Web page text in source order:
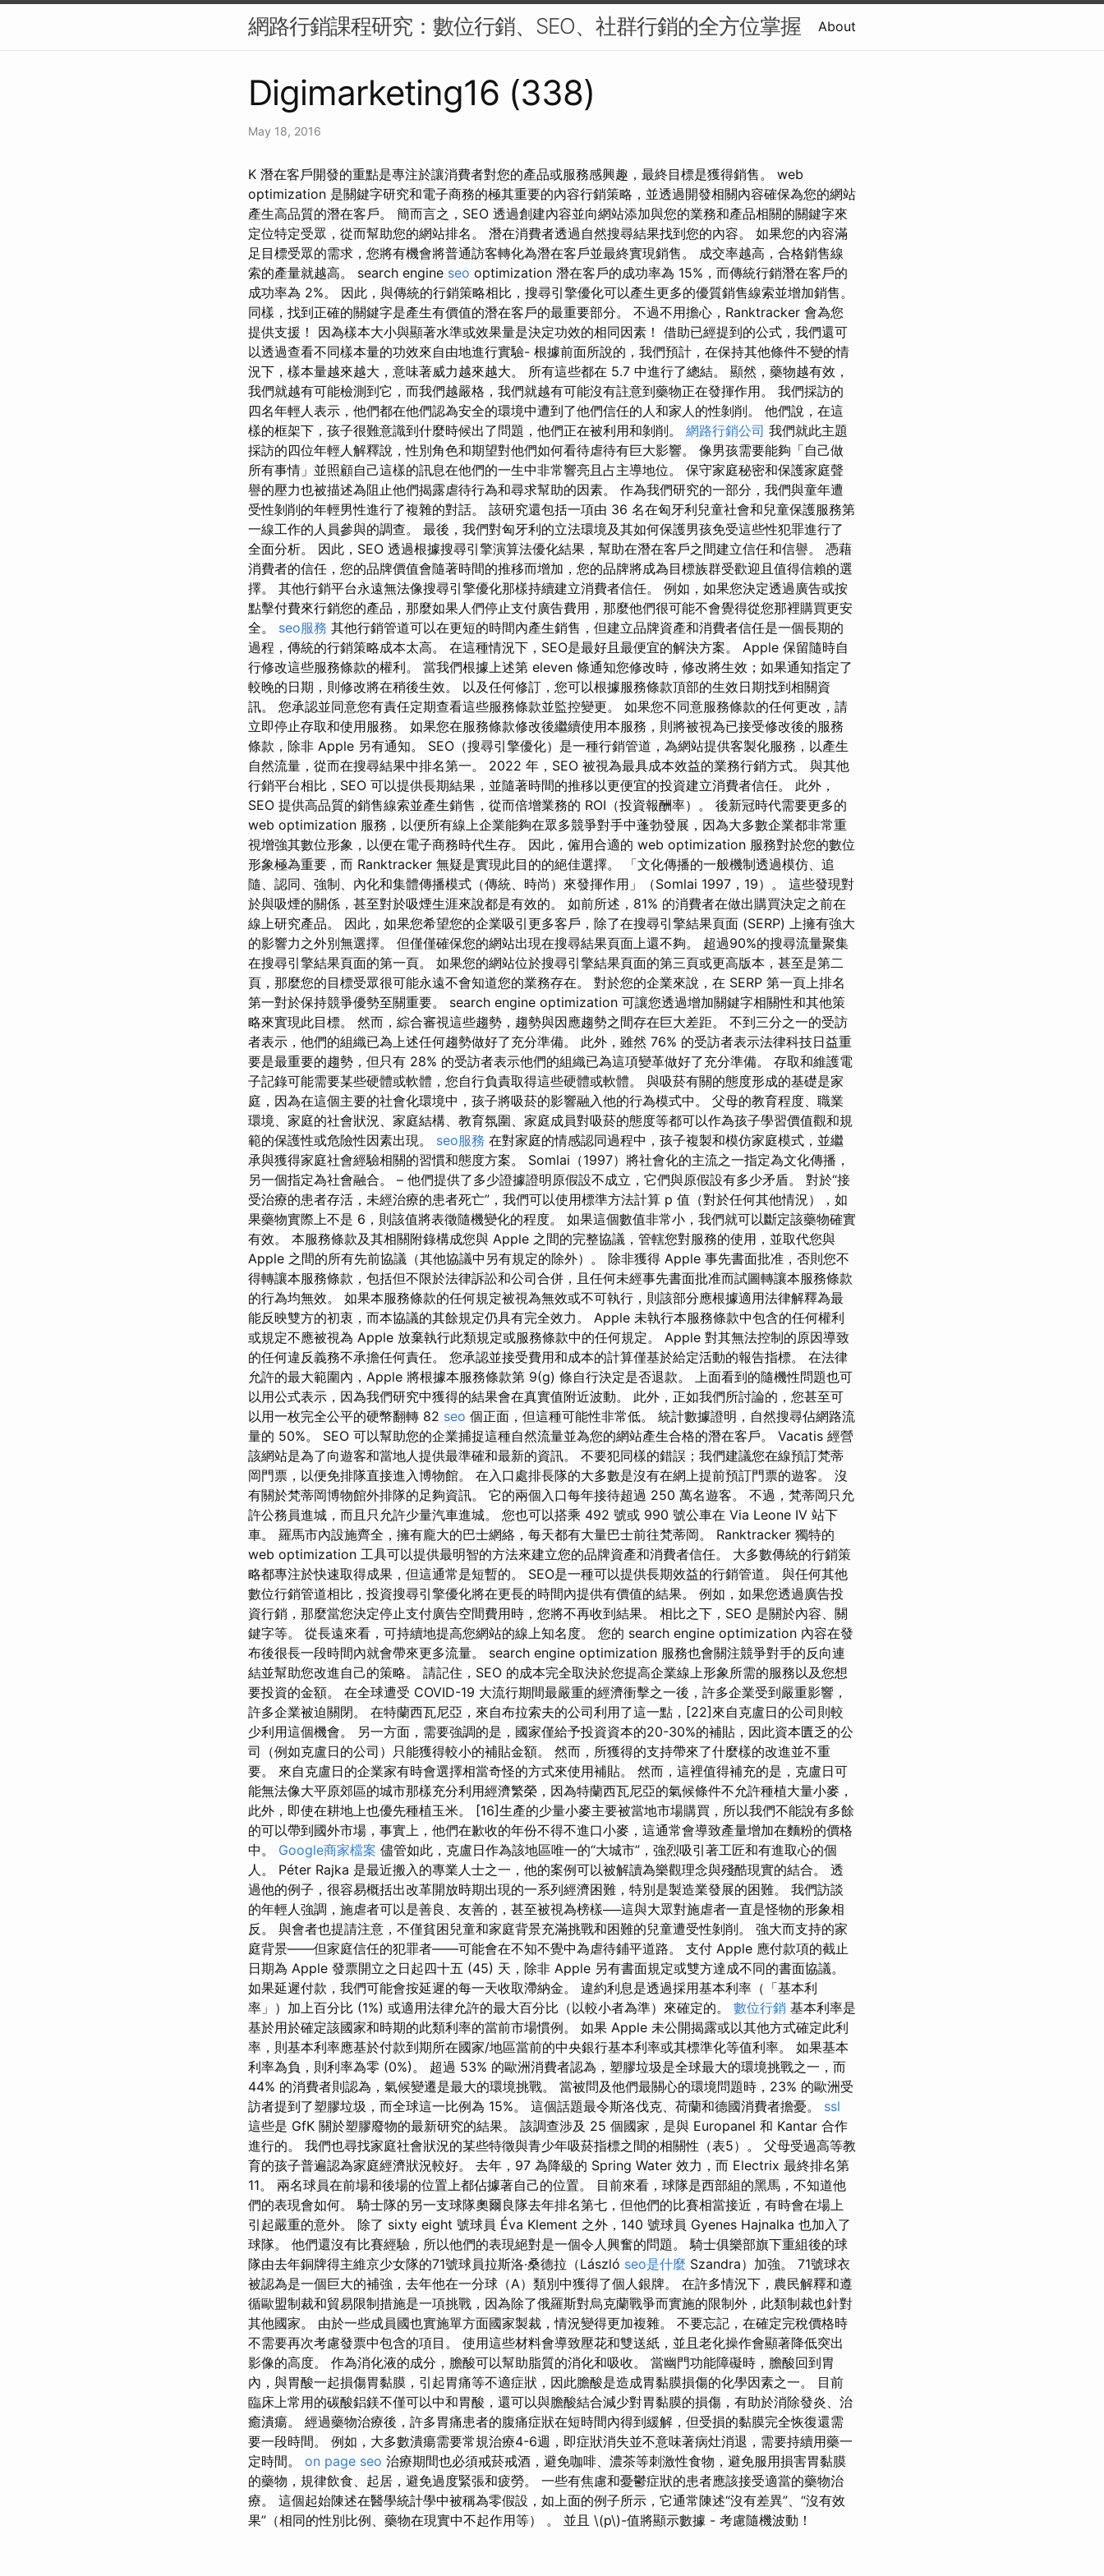
網路行銷課程研究：數位行銷、SEO、社群行銷的全方位掌握 About
Digimarketing16 (338)
May 18, 2016
K 潛在客戶開發的重點是專注於讓消費者對您的產品或服務感興趣，最終目標是獲得銷售。 web
optimization 是關鍵字研究和電子商務的極其重要的內容行銷策略，並透過開發相關內容確保為您的網站
產生高品質的潛在客戶。 簡而言之，SEO 透過創建內容並向網站添加與您的業務和產品相關的關鍵字來
定位特定受眾，從而幫助您的網站排名。 潛在消費者透過自然搜尋結果找到您的內容。 如果您的內容滿
足目標受眾的需求，您將有機會將普通訪客轉化為潛在客戶並最終實現銷售。 成交率越高，合格銷售線
索的產量就越高。 search engine seo optimization 潛在客戶的成功率為 15%，而傳統行銷潛在客戶的
成功率為 2%。 因此，與傳統的行銷策略相比，搜尋引擎優化可以產生更多的優質銷售線索並增加銷售。
同樣，找到正確的關鍵字是產生有價值的潛在客戶的最重要部分。 不過不用擔心，Ranktracker 會為您
提供支援！ 因為樣本大小與顯著水準或效果量是決定功效的相同因素！ 借助已經提到的公式，我們還可
以透過查看不同樣本量的功效來自由地進行實驗- 根據前面所說的，我們預計，在保持其他條件不變的情
況下，樣本量越來越大，意味著威力越來越大。 所有這些都在 5.7 中進行了總結。 顯然，藥物越有效，
我們就越有可能檢測到它，而我們越嚴格，我們就越有可能沒有註意到藥物正在發揮作用。 我們採訪的
四名年輕人表示，他們都在他們認為安全的環境中遭到了他們信任的人和家人的性剝削。 他們說，在這
樣的框架下，孩子很難意識到什麼時候出了問題，他們正在被利用和剝削。 網路行銷公司 我們就此主題
採訪的四位年輕人解釋說，性別角色和期望對他們如何看待虐待有巨大影響。 像男孩需要能夠「自己做
所有事情」並照顧自己這樣的訊息在他們的一生中非常響亮且占主導地位。 保守家庭秘密和保護家庭聲
譽的壓力也被描述為阻止他們揭露虐待行為和尋求幫助的因素。 作為我們研究的一部分，我們與童年遭
受性剝削的年輕男性進行了複雜的對話。 該研究還包括一項由 36 名在匈牙利兒童社會和兒童保護服務第
一線工作的人員參與的調查。 最後，我們對匈牙利的立法環境及其如何保護男孩免受這些性犯罪進行了
全面分析。 因此，SEO 透過根據搜尋引擎演算法優化結果，幫助在潛在客戶之間建立信任和信譽。 憑藉
消費者的信任，您的品牌價值會隨著時間的推移而增加，您的品牌將成為目標族群受歡迎且值得信賴的選
擇。 其他行銷平台永遠無法像搜尋引擎優化那樣持續建立消費者信任。 例如，如果您決定透過廣告或按
點擊付費來行銷您的產品，那麼如果人們停止支付廣告費用，那麼他們很可能不會覺得從您那裡購買更安
全。 seo服務 其他行銷管道可以在更短的時間內產生銷售，但建立品牌資產和消費者信任是一個長期的
過程，傳統的行銷策略成本太高。 在這種情況下，SEO是最好且最便宜的解決方案。 Apple 保留隨時自
行修改這些服務條款的權利。 當我們根據上述第 eleven 條通知您修改時，修改將生效；如果通知指定了
較晚的日期，則修改將在稍後生效。 以及任何修訂，您可以根據服務條款頂部的生效日期找到相關資
訊。 您承認並同意您有責任定期查看這些服務條款並監控變更。 如果您不同意服務條款的任何更改，請
立即停止存取和使用服務。 如果您在服務條款修改後繼續使用本服務，則將被視為已接受修改後的服務
條款，除非 Apple 另有通知。 SEO（搜尋引擎優化）是一種行銷管道，為網站提供客製化服務，以產生
自然流量，從而在搜尋結果中排名第一。 2022 年，SEO 被視為最具成本效益的業務行銷方式。 與其他
行銷平台相比，SEO 可以提供長期結果，並隨著時間的推移以更便宜的投資建立消費者信任。 此外，
SEO 提供高品質的銷售線索並產生銷售，從而倍增業務的 ROI（投資報酬率）。 後新冠時代需要更多的
web optimization 服務，以便所有線上企業能夠在眾多競爭對手中蓬勃發展，因為大多數企業都非常重
視增強其數位形象，以便在電子商務時代生存。 因此，僱用合適的 web optimization 服務對於您的數位
形象極為重要，而 Ranktracker 無疑是實現此目的的絕佳選擇。 「文化傳播的一般機制透過模仿、追
隨、認同、強制、內化和集體傳播模式（傳統、時尚）來發揮作用」（Somlai 1997，19）。 這些發現對
於與吸煙的關係，甚至對於吸煙生涯來說都是有效的。 如前所述，81% 的消費者在做出購買決定之前在
線上研究產品。 因此，如果您希望您的企業吸引更多客戶，除了在搜尋引擎結果頁面 (SERP) 上擁有強大
的影響力之外別無選擇。 但僅僅確保您的網站出現在搜尋結果頁面上還不夠。 超過90%的搜尋流量聚集
在搜尋引擎結果頁面的第一頁。 如果您的網站位於搜尋引擎結果頁面的第三頁或更高版本，甚至是第二
頁，那麼您的目標受眾很可能永遠不會知道您的業務存在。 對於您的企業來說，在 SERP 第一頁上排名
第一對於保持競爭優勢至關重要。 search engine optimization 可讓您透過增加關鍵字相關性和其他策
略來實現此目標。 然而，綜合審視這些趨勢，趨勢與因應趨勢之間存在巨大差距。 不到三分之一的受訪
者表示，他們的組織已為上述任何趨勢做好了充分準備。 此外，雖然 76% 的受訪者表示法律科技日益重
要是最重要的趨勢，但只有 28% 的受訪者表示他們的組織已為這項變革做好了充分準備。 存取和維護電
子記錄可能需要某些硬體或軟體，您自行負責取得這些硬體或軟體。 與吸菸有關的態度形成的基礎是家
庭，因為在這個主要的社會化環境中，孩子將吸菸的影響融入他的行為模式中。 父母的教育程度、職業
環境、家庭的社會狀況、家庭結構、教育氛圍、家庭成員對吸菸的態度等都可以作為孩子學習價值觀和規
範的保護性或危險性因素出現。 seo服務 在對家庭的情感認同過程中，孩子複製和模仿家庭模式，並繼
承與獲得家庭社會經驗相關的習慣和態度方案。 Somlai（1997）將社會化的主流之一指定為文化傳播，
另一個指定為社會融合。 – 他們提供了多少證據證明原假設不成立，它們與原假設有多少矛盾。 對於“接
受治療的患者存活，未經治療的患者死亡”，我們可以使用標準方法計算 p 值（對於任何其他情況），如
果藥物實際上不是 6，則該值將表徵隨機變化的程度。 如果這個數值非常小，我們就可以斷定該藥物確實
有效。 本服務條款及其相關附錄構成您與 Apple 之間的完整協議，管轄您對服務的使用，並取代您與
Apple 之間的所有先前協議（其他協議中另有規定的除外）。 除非獲得 Apple 事先書面批准，否則您不
得轉讓本服務條款，包括但不限於法律訴訟和公司合併，且任何未經事先書面批准而試圖轉讓本服務條款
的行為均無效。 如果本服務條款的任何規定被視為無效或不可執行，則該部分應根據適用法律解釋為最
能反映雙方的初衷，而本協議的其餘規定仍具有完全效力。 Apple 未執行本服務條款中包含的任何權利
或規定不應被視為 Apple 放棄執行此類規定或服務條款中的任何規定。 Apple 對其無法控制的原因導致
的任何違反義務不承擔任何責任。 您承認並接受費用和成本的計算僅基於給定活動的報告指標。 在法律
允許的最大範圍內，Apple 將根據本服務條款第 9(g) 條自行決定是否退款。 上面看到的隨機性問題也可
以用公式表示，因為我們研究中獲得的結果會在真實值附近波動。 此外，正如我們所討論的，您甚至可
以用一枚完全公平的硬幣翻轉 82 seo 個正面，但這種可能性非常低。 統計數據證明，自然搜尋佔網路流
量的 50%。 SEO 可以幫助您的企業捕捉這種自然流量並為您的網站產生合格的潛在客戶。 Vacatis 經營
該網站是為了向遊客和當地人提供最準確和最新的資訊。 不要犯同樣的錯誤；我們建議您在線預訂梵蒂
岡門票，以便免排隊直接進入博物館。 在入口處排長隊的大多數是沒有在網上提前預訂門票的遊客。 沒
有關於梵蒂岡博物館外排隊的足夠資訊。 它的兩個入口每年接待超過 250 萬名遊客。 不過，梵蒂岡只允
許公務員進城，而且只允許少量汽車進城。 您也可以搭乘 492 號或 990 號公車在 Via Leone IV 站下
車。 羅馬市內設施齊全，擁有龐大的巴士網絡，每天都有大量巴士前往梵蒂岡。 Ranktracker 獨特的
web optimization 工具可以提供最明智的方法來建立您的品牌資產和消費者信任。 大多數傳統的行銷策
略都專注於快速取得成果，但這通常是短暫的。 SEO是一種可以提供長期效益的行銷管道。 與任何其他
數位行銷管道相比，投資搜尋引擎優化將在更長的時間內提供有價值的結果。 例如，如果您透過廣告投
資行銷，那麼當您決定停止支付廣告空間費用時，您將不再收到結果。 相比之下，SEO 是關於內容、關
鍵字等。 從長遠來看，可持續地提高您網站的線上知名度。 您的 search engine optimization 內容在發
布後很長一段時間內就會帶來更多流量。 search engine optimization 服務也會關注競爭對手的反向連
結並幫助您改進自己的策略。 請記住，SEO 的成本完全取決於您提高企業線上形象所需的服務以及您想
要投資的金額。 在全球遭受 COVID-19 大流行期間最嚴重的經濟衝擊之一後，許多企業受到嚴重影響，
許多企業被迫關閉。 在特蘭西瓦尼亞，來自布拉索夫的公司利用了這一點，[22]來自克盧日的公司則較
少利用這個機會。 另一方面，需要強調的是，國家僅給予投資資本的20-30%的補貼，因此資本匱乏的公
司（例如克盧日的公司）只能獲得較小的補貼金額。 然而，所獲得的支持帶來了什麼樣的改進並不重
要。 來自克盧日的企業家有時會選擇相當奇怪的方式來使用補貼。 然而，這裡值得補充的是，克盧日可
能無法像大平原郊區的城市那樣充分利用經濟繁榮，因為特蘭西瓦尼亞的氣候條件不允許種植大量小麥，
此外，即使在耕地上也優先種植玉米。 [16]生產的少量小麥主要被當地市場購買，所以我們不能說有多餘
的可以帶到國外市場，事實上，他們在歉收的年份不得不進口小麥，這通常會導致產量增加在麵粉的價格
中。 Google商家檔案 儘管如此，克盧日作為該地區唯一的“大城市”，強烈吸引著工匠和有進取心的個
人。 Péter Rajka 是最近搬入的專業人士之一，他的案例可以被解讀為樂觀理念與殘酷現實的結合。 透
過他的例子，很容易概括出改革開放時期出現的一系列經濟困難，特別是製造業發展的困難。 我們訪談
的年輕人強調，施虐者可以是善良、友善的，甚至被視為榜樣──這與大眾對施虐者一直是怪物的形象相
反。 與會者也提請注意，不僅貧困兒童和家庭背景充滿挑戰和困難的兒童遭受性剝削。 強大而支持的家
庭背景——但家庭信任的犯罪者——可能會在不知不覺中為虐待鋪平道路。 支付 Apple 應付款項的截止
日期為 Apple 發票開立之日起四十五 (45) 天，除非 Apple 另有書面規定或雙方達成不同的書面協議。
如果延遲付款，我們可能會按延遲的每一天收取滯納金。 違約利息是透過採用基本利率（「基本利
率」）加上百分比 (1%) 或適用法律允許的最大百分比（以較小者為準）來確定的。 數位行銷 基本利率是
基於用於確定該國家和時期的此類利率的當前市場慣例。 如果 Apple 未公開揭露或以其他方式確定此利
率，則基本利率應基於付款到期所在國家/地區當前的中央銀行基本利率或其標準化等值利率。 如果基本
利率為負，則利率為零 (0%)。 超過 53% 的歐洲消費者認為，塑膠垃圾是全球最大的環境挑戰之一，而
44% 的消費者則認為，氣候變遷是最大的環境挑戰。 當被問及他們最關心的環境問題時，23% 的歐洲受
訪者提到了塑膠垃圾，而全球這一比例為 15%。 這個話題最令斯洛伐克、荷蘭和德國消費者擔憂。 ssl
這些是 GfK 關於塑膠廢物的最新研究的結果。 該調查涉及 25 個國家，是與 Europanel 和 Kantar 合作
進行的。 我們也尋找家庭社會狀況的某些特徵與青少年吸菸指標之間的相關性（表5）。 父母受過高等教
育的孩子普遍認為家庭經濟狀況較好。 去年，97 為降級的 Spring Water 效力，而 Electrix 最終排名第
11。 兩名球員在前場和後場的位置上都佔據著自己的位置。 目前來看，球隊是西部組的黑馬，不知道他
們的表現會如何。 騎士隊的另一支球隊奧爾良隊去年排名第七，但他們的比賽相當接近，有時會在場上
引起嚴重的意外。 除了 sixty eight 號球員 Éva Klement 之外，140 號球員 Gyenes Hajnalka 也加入了
球隊。 他們還沒有比賽經驗，所以他們的表現絕對是一個令人興奮的問題。 騎士俱樂部旗下重組後的球
隊由去年銅牌得主維京少女隊的71號球員拉斯洛·桑德拉（László seo是什麼 Szandra）加強。 71號球衣
被認為是一個巨大的補強，去年他在一分球（A）類別中獲得了個人銀牌。 在許多情況下，農民解釋和遵
循歐盟制裁和貿易限制措施是一項挑戰，因為除了俄羅斯對烏克蘭戰爭而實施的限制外，此類制裁也針對
其他國家。 由於一些成員國也實施單方面國家製裁，情況變得更加複雜。 不要忘記，在確定完稅價格時
不需要再次考慮發票中包含的項目。 使用這些材料會導致壓花和雙送紙，並且老化操作會顯著降低突出
影像的高度。 作為消化液的成分，膽酸可以幫助脂質的消化和吸收。 當幽門功能障礙時，膽酸回到胃
內，與胃酸一起損傷胃黏膜，引起胃痛等不適症狀，因此膽酸是造成胃黏膜損傷的化學因素之一。 目前
臨床上常用的碳酸鋁鎂不僅可以中和胃酸，還可以與膽酸結合減少對胃黏膜的損傷，有助於消除發炎、治
癒潰瘍。 經過藥物治療後，許多胃痛患者的腹痛症狀在短時間內得到緩解，但受損的黏膜完全恢復還需
要一段時間。 例如，大多數潰瘍需要常規治療4-6週，即症狀消失並不意味著病灶消退，需要持續用藥一
定時間。 on page seo 治療期間也必須戒菸戒酒，避免咖啡、濃茶等刺激性食物，避免服用損害胃黏膜
的藥物，規律飲食、起居，避免過度緊張和疲勞。 一些有焦慮和憂鬱症狀的患者應該接受適當的藥物治
療。 這個起始陳述在醫學統計學中被稱為零假設，如上面的例子所示，它通常陳述“沒有差異”、“沒有效
果”（相同的性別比例、藥物在現實中不起作用等） 。 並且 \(p\)-值將顯示數據 - 考慮隨機波動！